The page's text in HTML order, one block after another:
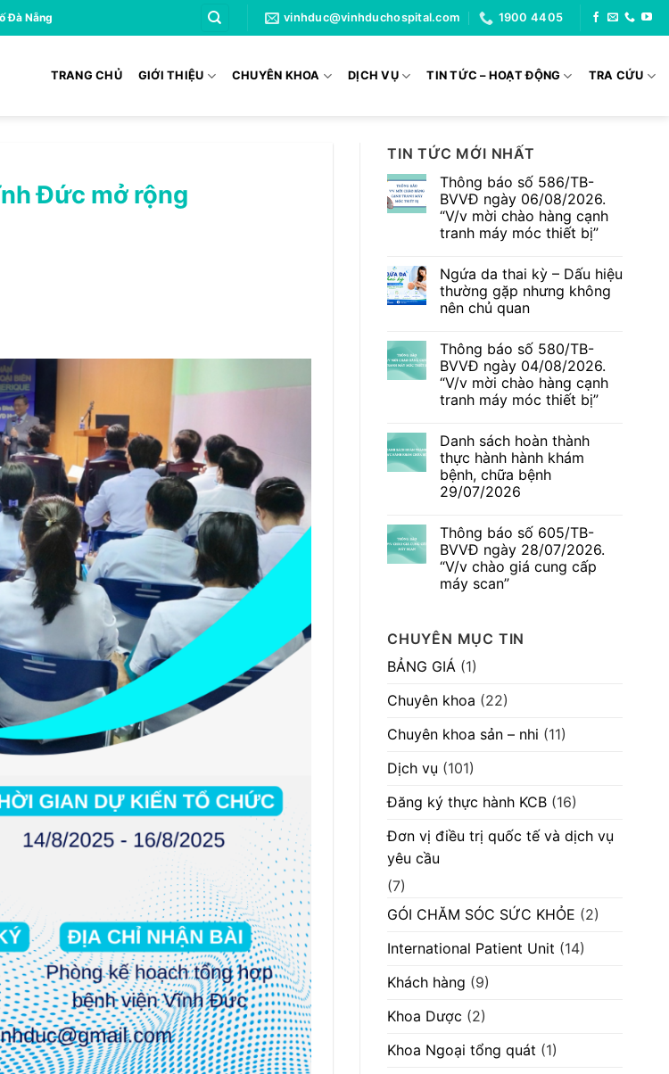
Đà Nẵng vinhduc@vinhduchospital.com 1900 4405
TRANG CHỦ GIỚI THIỆU CHUYÊN KHOA DỊCH VỤ TIN TỨC – HOẠT ĐỘNG TRA CỨU
Đức mở rộng
TIN TỨC MỚI NHẤT
Thông báo số 586/TB-
BVVĐ ngày 06/08/2026.
“V/v mời chào hàng cạnh
tranh máy móc thiết bị”
bình
luận
ở
Thông
586/TB-
BVVĐ
ngày
06/08/2026.
“V/v
mời
cạnh
tranh
máy
móc
thiết
bị”
Ngứa da thai kỳ – Dấu hiệu
thường gặp nhưng không
nên chủ quan
bình
luận
ở
Ngứa
da
thai
Dấu
hiệu
thường
gặp
nhưng
không
quan
Thông báo số 580/TB-
BVVĐ ngày 04/08/2026.
“V/v mời chào hàng cạnh
tranh máy móc thiết bị”
bình
luận
ở
Thông
báo
số
ngày
04/08/2026.
“V/v
mời
chào
hàng
móc
bị”
Danh sách hoàn thành
thực hành hành khám
bệnh, chữa bệnh
29/07/2026
bình
luận
ở
Danh
sách
hoàn
hành
bệnh,
chữa
29/07/2026
Thông báo số 605/TB-
BVVĐ ngày 28/07/2026.
“V/v chào giá cung cấp
máy scan”
luận
ở
Thông
báo
605/TB-
BVVĐ
28/07/2026.
“V/v
giá
cung
máy
scan”
CHUYÊN MỤC TIN
BẢNG GIÁ (1)
Chuyên khoa (22)
Chuyên khoa sản – nhi (11)
Dịch vụ (101)
Đăng ký thực hành KCB (16)
Đơn vị điều trị quốc tế và dịch vụ
yêu cầu
(7)
GÓI CHĂM SÓC SỨC KHỎE (2)
International Patient Unit (14)
Khách hàng (9)
Khoa Dược (2)
Khoa Ngoại tổng quát (1)